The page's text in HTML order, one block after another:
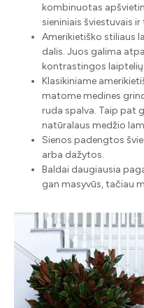
kombinuotas
sieniniais šviestuvais ir
Amerikietiško stiliaus
dalis. Juos galima
kontrastingos
Klasikiniame
matome medines
ruda spalva. Taip pat
natūralaus medžio
Sienos padengtos
arba dažytos.
Baldai daugiausia
gan masyvūs, tačiau